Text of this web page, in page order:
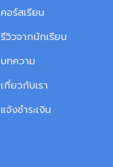
คอร์สเรียน
รีวิวจากนักเรียน
บทความ
เกี่ยวกับเรา
แจ้งชำระเงิน